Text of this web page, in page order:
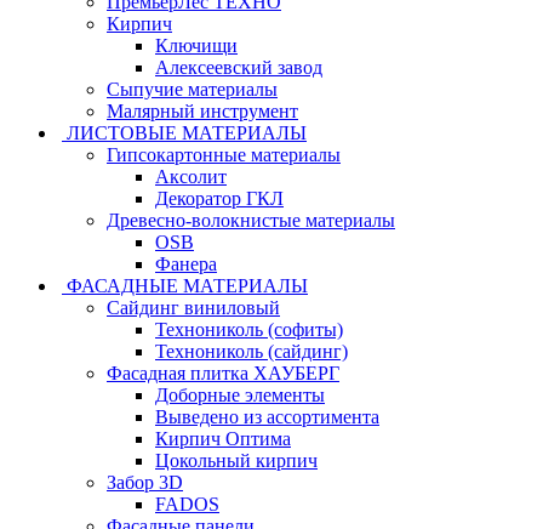
Кирпич
Ключищи
Алексеевский завод
Сыпучие материалы
Малярный инструмент
ЛИСТОВЫЕ МАТЕРИАЛЫ
Гипсокартонные материалы
Аксолит
Декоратор ГКЛ
Древесно-волокнистые материалы
OSB
Фанера
ФАСАДНЫЕ МАТЕРИАЛЫ
Сайдинг виниловый
Технониколь (софиты)
Технониколь (сайдинг)
Фасадная плитка ХАУБЕРГ
Доборные элементы
Выведено из ассортимента
Кирпич Оптима
Цокольный кирпич
Забор 3D
FADOS